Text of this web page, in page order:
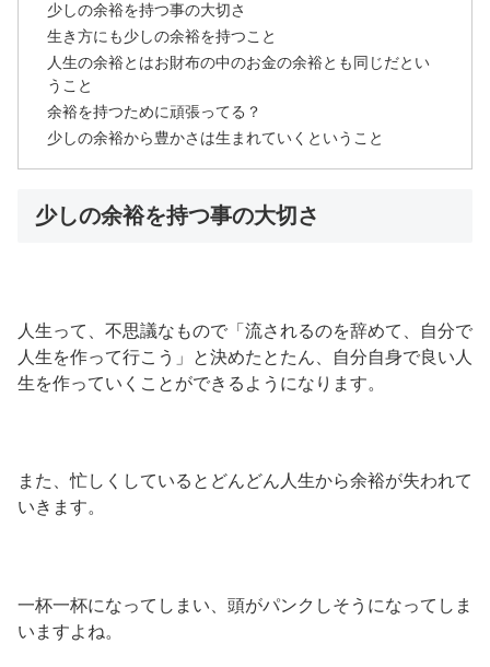
少しの余裕を持つ事の大切さ
生き方にも少しの余裕を持つこと
人生の余裕とはお財布の中のお金の余裕とも同じだとい
うこと
余裕を持つために頑張ってる？
少しの余裕から豊かさは生まれていくということ
少しの余裕を持つ事の大切さ
人生って、不思議なもので「流されるのを辞めて、自分で
人生を作って行こう」と決めたとたん、自分自身で良い人
生を作っていくことができるようになります。
また、忙しくしているとどんどん人生から余裕が失われて
いきます。
一杯一杯になってしまい、頭がパンクしそうになってしま
いますよね。